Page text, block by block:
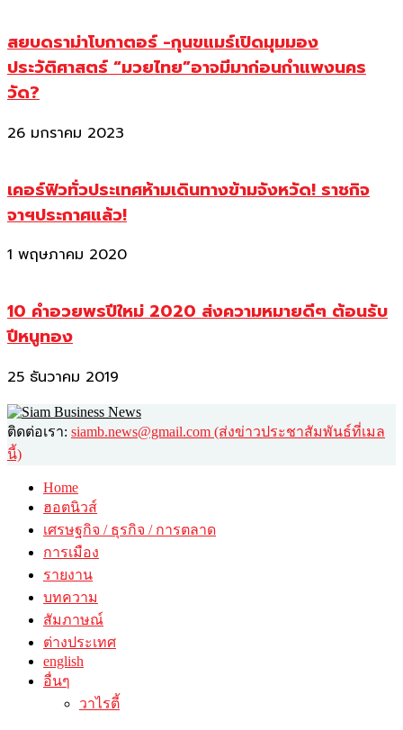
สยบดราม่าโบกาตอร์ -กุนขแมร์เปิดมุมมอง
ประวัติศาสตร์ “มวยไทย”อาจมีมาก่อนกำแพงนคร
วัด?
26 มกราคม 2023
เคอร์ฟิวทั่วประเทศห้ามเดินทางข้ามจังหวัด! ราชกิจ
จาฯประกาศแล้ว!
1 พฤษภาคม 2020
10 คำอวยพรปีใหม่ 2020 ส่งความหมายดีๆ ต้อนรับ
ปีหนูทอง
25 ธันวาคม 2019
ติดต่อเรา: siamb.news@gmail.com (ส่งข่าวประชาสัมพันธ์ที่เมล
นี้)
Home
ฮอตนิวส์
เศรษฐกิจ / ธุรกิจ / การตลาด
การเมือง
รายงาน
บทความ
สัมภาษณ์
ต่างประเทศ
english
อื่นๆ
วาไรตี้